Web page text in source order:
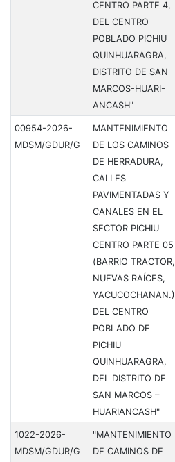
CENTRO PARTE 4,
DEL CENTRO
POBLADO PICHIU
QUINHUARAGRA,
DISTRITO DE SAN
MARCOS-HUARI-
ANCASH"
00954-2026-
MDSM/GDUR/G
MANTENIMIENTO
DE LOS CAMINOS
DE HERRADURA,
CALLES
PAVIMENTADAS Y
CANALES EN EL
SECTOR PICHIU
CENTRO PARTE 05
(BARRIO TRACTOR,
NUEVAS RAÍCES,
YACUCOCHANAN.)
DEL CENTRO
POBLADO DE
PICHIU
QUINHUARAGRA,
DEL DISTRITO DE
SAN MARCOS –
HUARIANCASH"
1022-2026-
MDSM/GDUR/G
"MANTENIMIENTO
DE CAMINOS DE